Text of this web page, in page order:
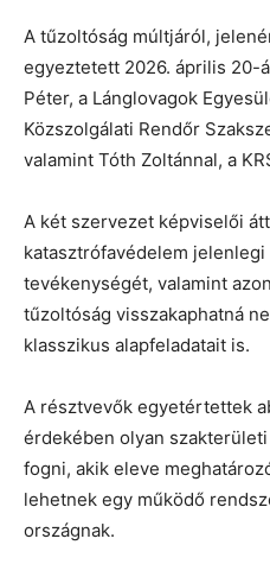
A tűzoltóság múltjáról,
egyeztetett 2026. április 20-
Péter, a Lánglovagok
Közszolgálati Rendőr
valamint Tóth Zoltánnal, a
A két szervezet képviselői
katasztrófavédelem
tevékenységét, valamint
tűzoltóság visszakaphatná
klasszikus alapfeladatait is.
A résztvevők egyetértettek
érdekében olyan
fogni, akik eleve
lehetnek egy működő
országnak.